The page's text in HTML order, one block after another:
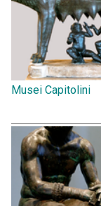
Musei Capitolini